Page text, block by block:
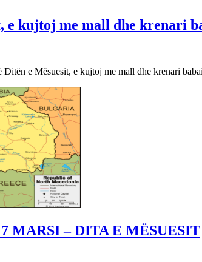
e kujtoj me mall dhe krenari
Ditën e Mësuesit, e kujtoj me mall dhe krenari
MARSI – DITA E MËSUESIT